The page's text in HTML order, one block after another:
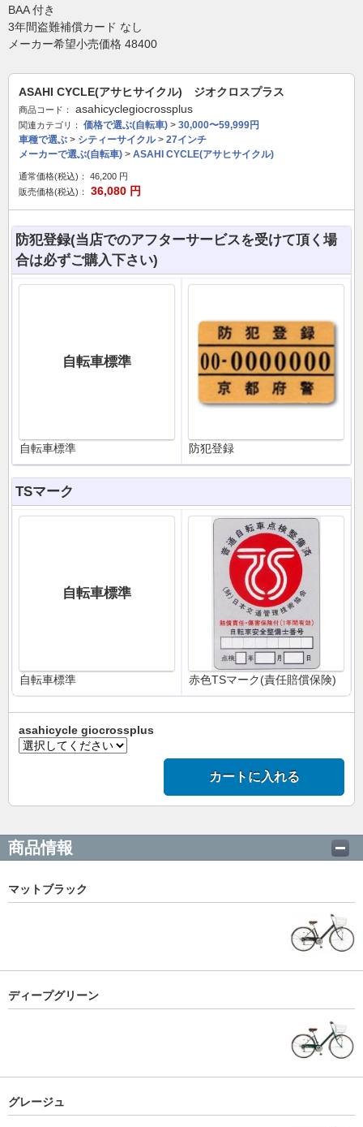
BAA 付き
3年間盗難補償カード なし
メーカー希望小売価格 48400
ASAHI CYCLE(アサヒサイクル) ジオクロスプラス
商品コード： asahicyclegiocrossplus
関連カテゴリ： 価格で選ぶ(自転車) > 30,000〜59,999円
車種で選ぶ > シティーサイクル> 27インチ
メーカーで選ぶ(自転車) > ASAHI CYCLE(アサヒサイクル)
通常価格(税込)： 46,200 円
販売価格(税込)：
36,080 円
防犯登録(当店でのアフターサービスを受けて頂く場
合は必ずご購入下さい)
自転車標準
自転車標準 防犯登録
TSマーク
自転車標準
自転車標準 赤色TSマーク(責任賠償保険)
asahicycle giocrossplus
カートに入れる
商品情報
マットブラック
ディープグリーン
グレージュ